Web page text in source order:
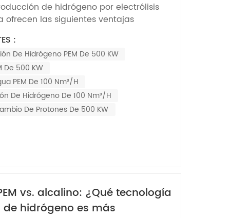
한국의
de hidrógeno por electrólisis
las siguientes ventajas
electrolizadores cuadrados
densidades de corriente de
:
De Hidrógeno PEM De 500 KW
De 500 KW
PEM De 100 Nm³/H
De Hidrógeno De 100 Nm³/h
De Protones De 500 KW
vs. alcalino: ¿Qué tecnología
hidrógeno es más